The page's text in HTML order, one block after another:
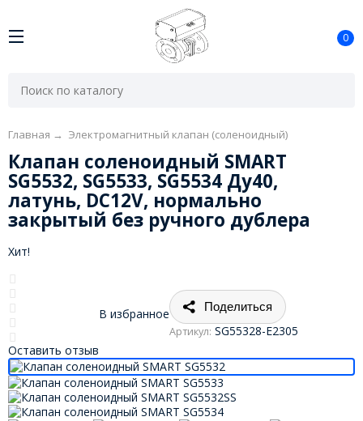
0
Главная → Электромагнитный клапан (соленоидный)
Клапан соленоидный SMART
SG5532, SG5533, SG5534 Ду40,
латунь, DC12V, нормально
закрытый без ручного дублера
Хит!
Оставить отзыв
В избранное
Поделиться
Артикул: SG55328-E2305